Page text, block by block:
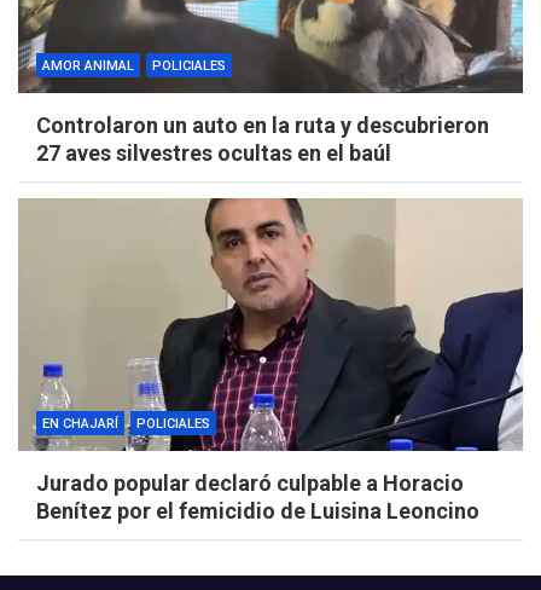
AMOR ANIMAL POLICIALES
Controlaron un auto en la ruta y descubrieron
27 aves silvestres ocultas en el baúl
EN CHAJARÍ POLICIALES
Jurado popular declaró culpable a Horacio
Benítez por el femicidio de Luisina Leoncino